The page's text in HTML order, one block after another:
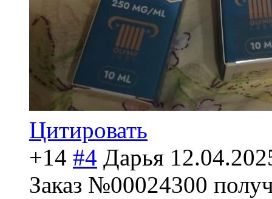
Цитировать
+14 #4 Дарья
Заказ №00024300